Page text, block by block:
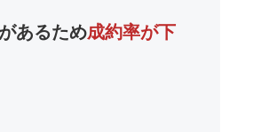
あるため成約率が下